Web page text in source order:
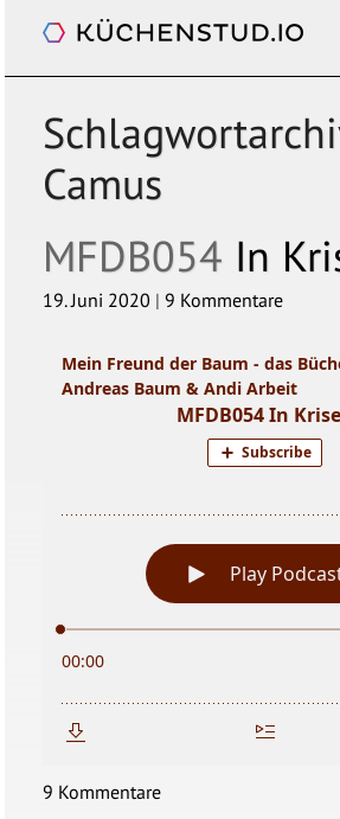
/+ ÜBER SHOP NEWSLETTER
Camus
MFDB054 In
19. Juni 2020 |9 Kommentare
9 Kommentare